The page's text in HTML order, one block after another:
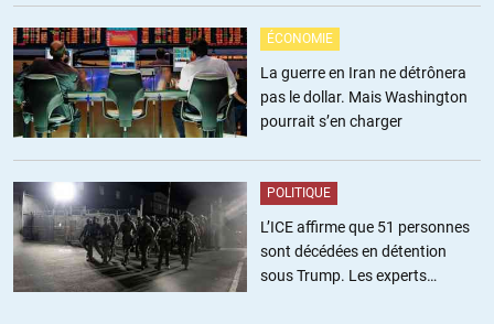
ÉCONOMIE
La guerre en Iran ne détrônera
pas le dollar. Mais Washington
pourrait s’en charger
POLITIQUE
L’ICE affirme que 51 personnes
sont décédées en détention
sous Trump. Les experts